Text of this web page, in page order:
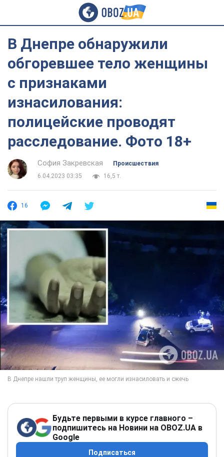
В Днепре обнаружили
обгоревшее тело женщины
с признаками
изнасилования:
полицейские проводят
расследование. Фото 18+
София Закревская
Происшествия
6.04.2023 03:35
16,5 т.
16
Будьте первыми в курсе главного –
подпишитесь на Новини на OBOZ.UA в
Google
Подписаться